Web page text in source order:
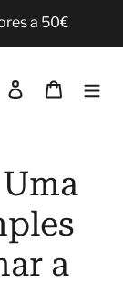
a 50€
Iniciar sessão
Carrinho
a